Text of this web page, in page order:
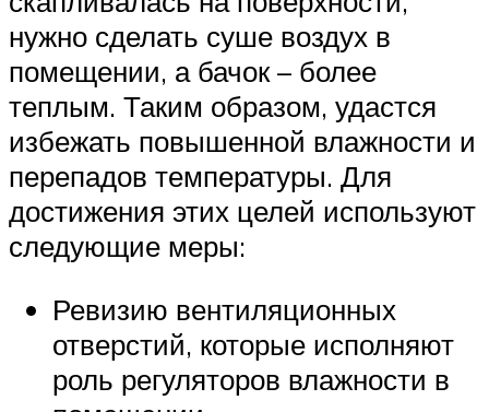
нужно сделать суше воздух в
помещении, а бачок – более
теплым. Таким образом, удастся
избежать повышенной влажности и
перепадов температуры. Для
достижения этих целей используют
следующие меры:
Ревизию вентиляционных
отверстий, которые исполняют
роль регуляторов влажности в